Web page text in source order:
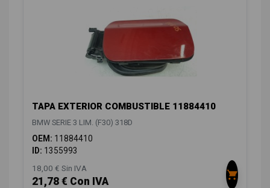
TAPA EXTERIOR COMBUSTIBLE 11884410
BMW SERIE 3 LIM. (F30) 318D
OEM: 11884410
ID: 1355993
18,00 € Sin IVA
21,78 € Con IVA